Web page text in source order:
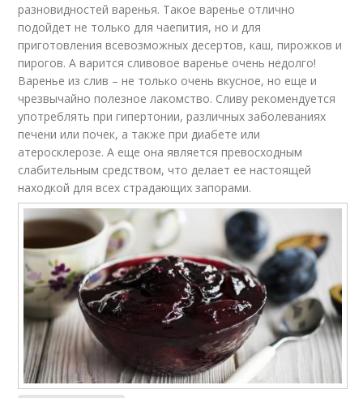
разновидностей варенья. Такое варенье отлично
подойдет не только для чаепития, но и для
приготовления всевозможных десертов, каш, пирожков и
пирогов. А варится сливовое варенье очень недолго!
Варенье из слив – не только очень вкусное, но еще и
чрезвычайно полезное лакомство. Сливу рекомендуется
употреблять при гипертонии, различных заболеваниях
печени или почек, а также при диабете или
атеросклерозе. А еще она является превосходным
слабительным средством, что делает ее настоящей
находкой для всех страдающих запорами.